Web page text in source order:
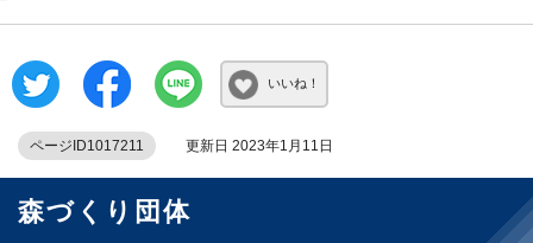
いいね！
ページID1017211 更新日 2023年1月11日
森づくり団体